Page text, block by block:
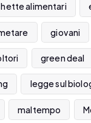
alimentari
giovani
green deal
legge sul
maltempo